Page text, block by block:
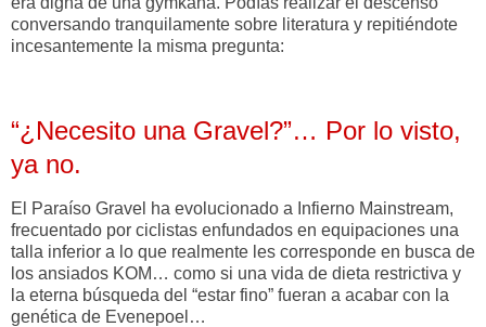
conversando tranquilamente sobre literatura y repitiéndote
incesantemente la misma pregunta:
“¿Necesito una Gravel?”… Por lo visto,
ya no.
El Paraíso Gravel ha evolucionado a Infierno Mainstream,
frecuentado por ciclistas enfundados en equipaciones una
talla inferior a lo que realmente les corresponde en busca de
los ansiados KOM… como si una vida de dieta restrictiva y
la eterna búsqueda del “estar fino” fueran a acabar con la
genética de Evenepoel…